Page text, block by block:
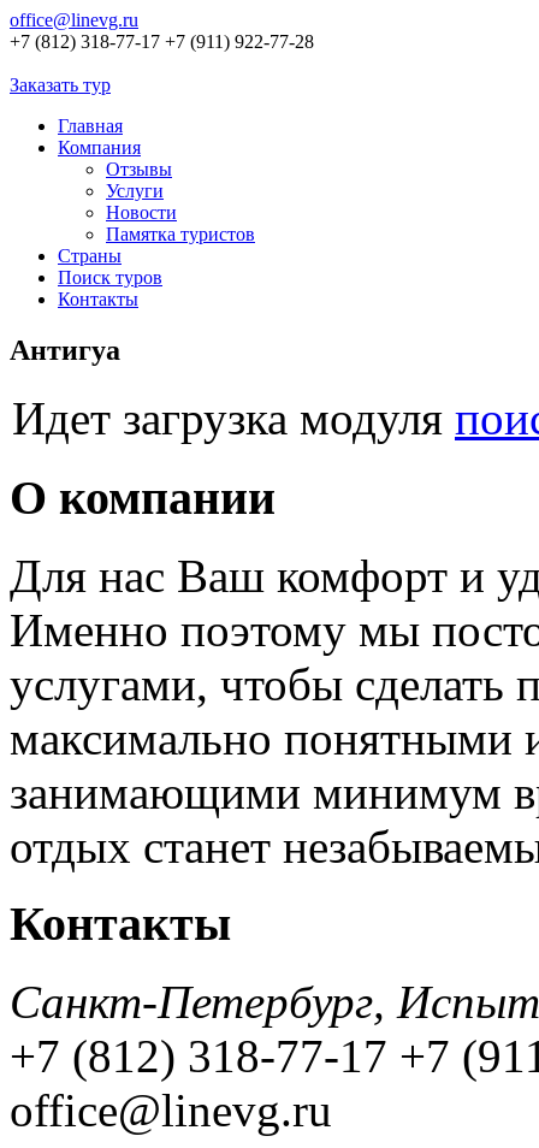
office@linevg.ru
+7 (812) 318-77-17 +7 (911) 922-77-28
Заказать тур
Главная
Компания
Отзывы
Услуги
Новости
Памятка туристов
Страны
Поиск туров
Контакты
Антигуа
Идет загрузка модуля
О компании
Для нас Ваш комфорт и
Именно поэтому мы
услугами, чтобы сделать
максимально понятными
занимающими минимум
отдых станет
Контакты
Санкт-Петербург,
+7 (812) 318-77-17 +7
office@linevg.ru